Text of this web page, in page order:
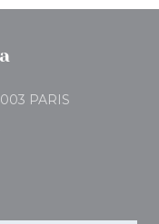
PARIS((ανοίγει σε νέο